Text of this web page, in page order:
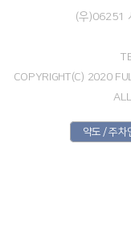
(우)06251
COPYRIGHT(C) 2020
약도 / 주차